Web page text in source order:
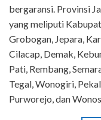
bergaransi. Provinsi
yang meliputi
Grobogan, Jepara,
Cilacap, Demak,
Pati, Rembang,
Tegal, Wonogiri,
Purworejo, dan